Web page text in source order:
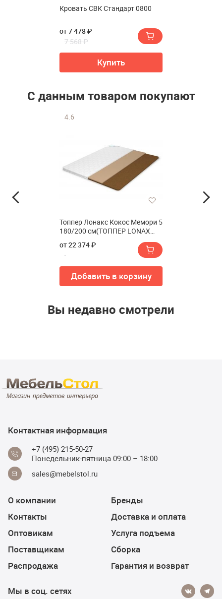
Кровать СВК Стандарт 0800
от 7 478 ₽
7 568 ₽
Купить
С данным товаром покупают
4.6
Топпер Лонакс Кокос Мемори 5
180/200 см(ТОППЕР LONAX
от 22 374 ₽
Добавить в корзину
Вы недавно смотрели
Контактная информация
+7 (495) 215-50-27
Понедельник-пятница 09:00 – 18:00
sales@mebelstol.ru
О компании
Контакты
Оптовикам
Поставщикам
Распродажа
Бренды
Доставка и оплата
Услуга подъема
Сборка
Гарантия и возврат
Мы в соц. сетях